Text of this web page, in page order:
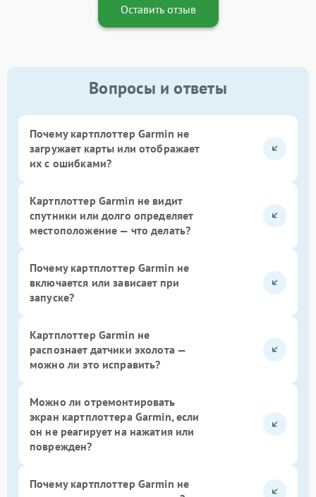
Оставить отзыв
Вопросы и ответы
Почему картплоттер Garmin не
загружает карты или отображает
их с ошибками?
Картплоттер Garmin не видит
спутники или долго определяет
местоположение — что делать?
Почему картплоттер Garmin не
включается или зависает при
запуске?
Картплоттер Garmin не
распознает датчики эхолота —
можно ли это исправить?
Можно ли отремонтировать
экран картплоттера Garmin, если
он не реагирует на нажатия или
поврежден?
Почему картплоттер Garmin не